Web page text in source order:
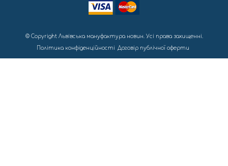
© Copyright Львівська мануфактура новин. Усі права захищенні.
Політика конфіденційності Договір публічної оферти